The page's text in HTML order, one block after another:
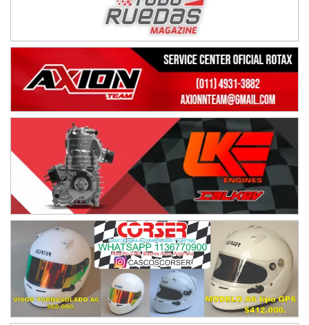
NORESTE SANTAFESINO - F6
Ciudad de Avellaneda (Asfalto)
SUR SANTAFESINO - F4
José Samuel Sánchez (Tierra)
Rufino (Santa Fe)
TUCUMANO - F5
Juan Navarro (Asfalto)
El Timbó (Tucumán)